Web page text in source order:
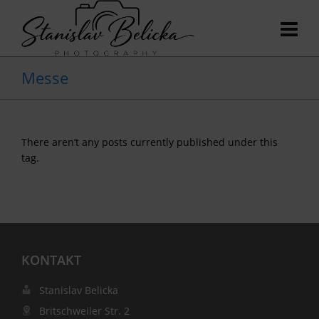
Messe
There aren’t any posts currently published under this
tag.
KONTAKT
Stanislav Belicka
Britschweiler Str. 2